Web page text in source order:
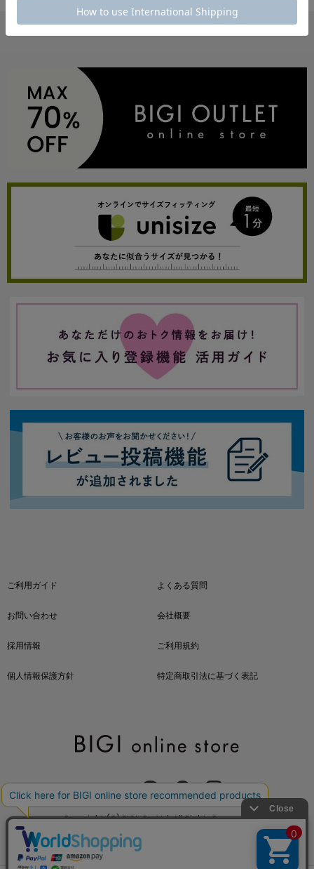
ご利用ガイド よくある質問
お問い合わせ 会社概要
採用情報 ご利用規約
個人情報保護方針 特定商取引法に基づく表記
OFFICIAL SNS
Copyright (C) BIGI. Co.,Ltd. All Rights Reserved.